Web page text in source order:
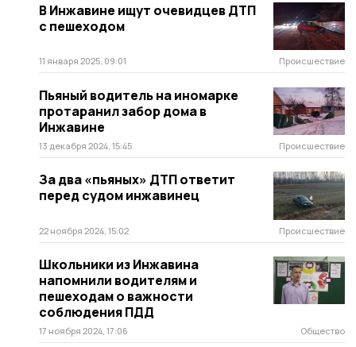
В Инжавине ищут очевидцев ДТП
с пешеходом
11 января 2025, 09:01 Происшествие
Пьяный водитель на иномарке
протаранил забор дома в
Инжавине
13 декабря 2024, 15:45 Происшествие
За два «пьяных» ДТП ответит
перед судом инжавинец
22 ноября 2024, 15:02 Происшествие
Школьники из Инжавина
напомнили водителям и
пешеходам о важности
соблюдения ПДД
17 ноября 2024, 17:06 Общество